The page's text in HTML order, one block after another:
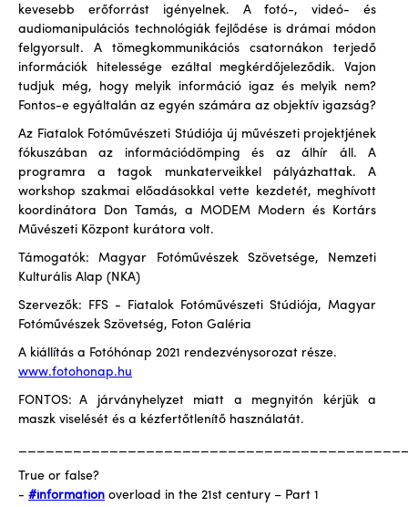
kevesebb erőforrást igényelnek. A fotó-, videó- és
audiomanipulációs technológiák fejlődése is drámai módon
felgyorsult. A tömegkommunikációs csatornákon terjedő
információk hitelessége ezáltal megkérdőjeleződik. Vajon
tudjuk még, hogy melyik információ igaz és melyik nem?
Fontos-e egyáltalán az egyén számára az objektív igazság?
Az Fiatalok Fotóművészeti Stúdiója új művészeti projektjének
fókuszában az információdömping és az álhír áll. A
programra a tagok munkaterveikkel pályázhattak. A
workshop szakmai előadásokkal vette kezdetét, meghívott
koordinátora Don Tamás, a MODEM Modern és Kortárs
Művészeti Központ kurátora volt.
Támogatók: Magyar Fotóművészek Szövetsége, Nemzeti
Kulturális Alap (NKA)
Szervezők: FFS - Fiatalok Fotóművészeti Stúdiója, Magyar
Fotóművészek Szövetség, Foton Galéria
A kiállítás a Fotóhónap 2021 rendezvénysorozat része.
www.fotohonap.hu
FONTOS: A járványhelyzet miatt a megnyitón kérjük a
maszk viselését és a kézfertőtlenítő használatát.
True or false?
- #information overload in the 21st century – Part 1